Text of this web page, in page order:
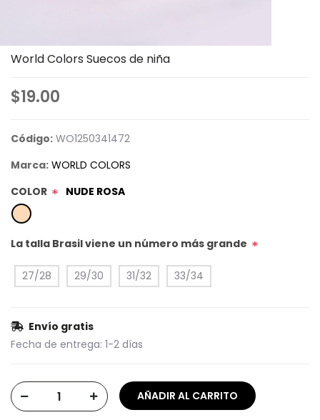
World Colors Suecos de niña
$19.00
Código: WO1250341472
Marca: WORLD COLORS
COLOR * NUDE ROSA
La talla Brasil viene un número más grande *
27/28 29/30 31/32 33/34
Envío gratis
Fecha de entrega: 1-2 días